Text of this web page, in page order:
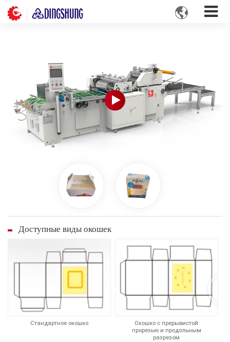

Доступные виды окошек
Стандартное окошко
Окошко с прерывистой
прорезью и продольным
разрезом